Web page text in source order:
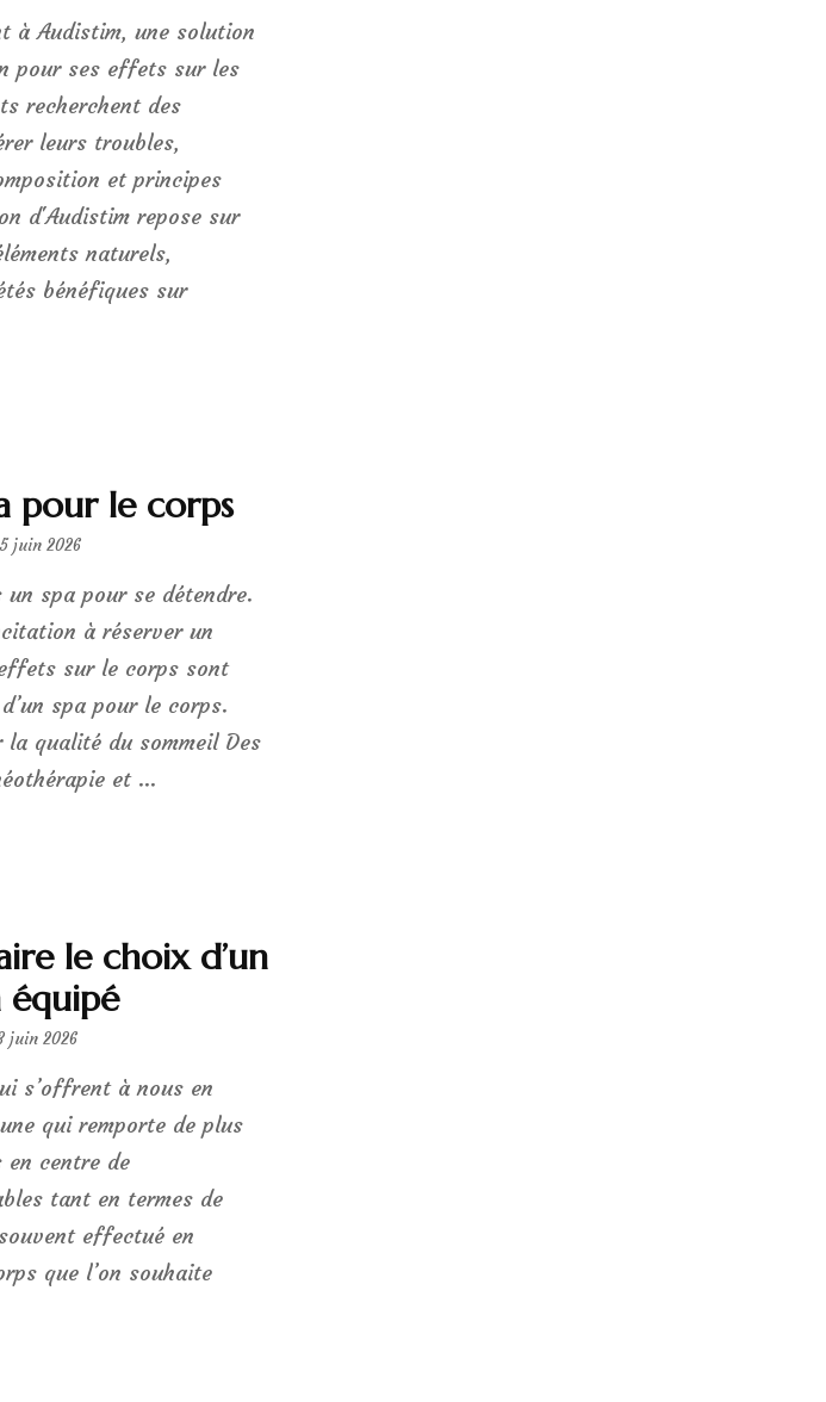
à Audistim, une solution
pour ses effets sur les
recherchent des
leurs troubles,
et principes
d'Audistim repose sur
naturels,
bénéfiques sur
pour le corps
juin 2026
spa pour se détendre.
à réserver un
sur le corps sont
spa pour le corps.
qualité du sommeil Des
et …
le choix d’un
équipé
juin 2026
s’offrent à nous en
qui remporte de plus
en centre de
tant en termes de
effectué en
que l’on souhaite